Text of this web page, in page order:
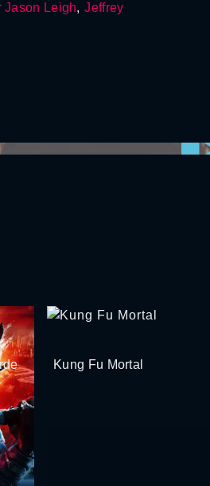
Jason Leigh,Jeffrey
Kung Fu Mortal